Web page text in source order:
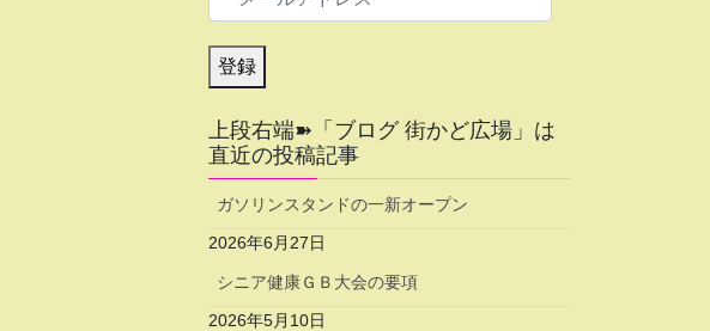
ー
ル
ド
レ
ス
登録
上段右端➽「ブログ 街かど広場」は
直近の投稿記事
ガソリンスタンドの一新オープン
2026年6月27日
シニア健康ＧＢ大会の要項
2026年5月10日